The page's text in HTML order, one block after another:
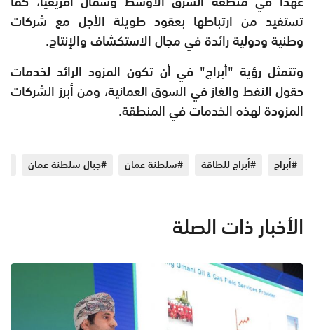
تستفيد من ارتباطها بعقود طويلة الأجل مع شركات
وطنية ودولية رائدة في مجال الاستكشاف والإنتاج.
وتتمثل رؤية "أبراج" في أن تكون المزود الرائد لخدمات
حقول النفط والغاز في السوق العمانية، ومن أبرز الشركات
المزودة لهذه الخدمات في المنطقة.
#أبراج #أبراج للطاقة #سلطنة عمان #جبال سلطنة عمان
الأخبار ذات الصلة